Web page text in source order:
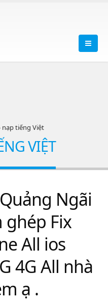
nạp tiếng Việt
VIỆT
Ngãi
ghép Fix
All ios
4G All nhà
ạ .